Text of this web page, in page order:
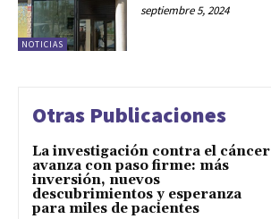
NOTICIAS
septiembre 5, 2024
Otras Publicaciones
La investigación contra el cáncer
avanza con paso firme: más
inversión, nuevos
descubrimientos y esperanza
para miles de pacientes